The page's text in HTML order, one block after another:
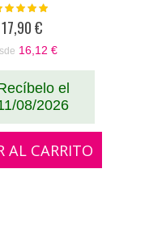
17,90 €
16,12 €
el
08/2026
AL CARRITO